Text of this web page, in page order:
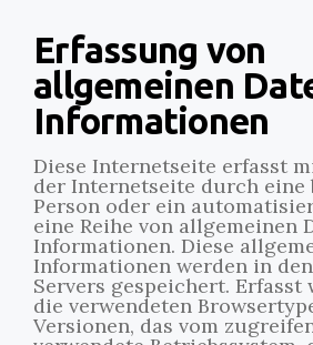
Erfassung von
allgemeinen
Informationen
Diese Internetseite erfasst
der Internetseite durch eine
Person oder ein
eine Reihe von allgemeinen
Informationen. Diese
Informationen werden in
Servers gespeichert. Erfasst
die verwendeten
Versionen, das vom